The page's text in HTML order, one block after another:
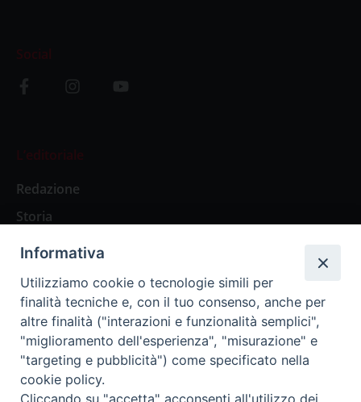
Social
L’editoriale
Redazione
Storia
Abbonamenti
Abbonamento Annuale Digitale
Abbonamento Annuale Cartaceo
Abbonamento Singola Copia Digitale
Informativa
Utilizziamo cookie o tecnologie simili per
finalità tecniche e, con il tuo consenso, anche per
altre finalità ("interazioni e funzionalità semplici",
"miglioramento dell'esperienza", "misurazione" e
"targeting e pubblicità") come specificato nella
cookie policy.